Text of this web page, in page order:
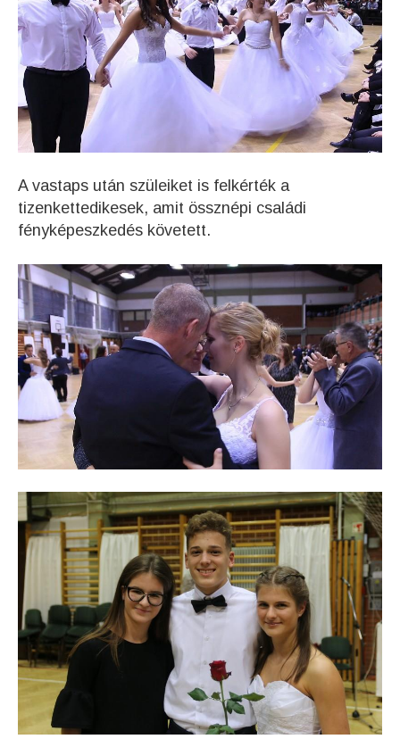
A vastaps után szüleiket is felkérték a
tizenkettedikesek, amit össznépi családi
fényképeszkedés követett.